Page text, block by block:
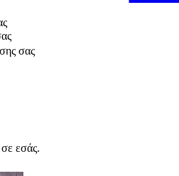
σας
εσάς.